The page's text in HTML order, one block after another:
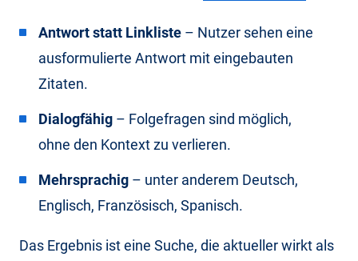
Antwort statt Linkliste – Nutzer sehen eine
ausformulierte Antwort mit eingebauten
Zitaten.
Dialogfähig – Folgefragen sind möglich,
ohne den Kontext zu verlieren.
Mehrsprachig – unter anderem Deutsch,
Englisch, Französisch, Spanisch.
Das Ergebnis ist eine Suche, die aktueller wirkt als